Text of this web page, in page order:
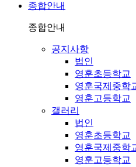
종합안내
종합안내
공지사항
법인
영훈초등학교
영훈국제중학
영훈고등학교
갤러리
법인
영훈초등학교
영훈국제중학
영훈고등학교